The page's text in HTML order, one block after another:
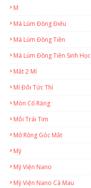
M
Má Lúm Đồng Điếu
Má Lúm Đồng Tiền
Má Lúm Đồng Tiền Sinh Học
Mắt 2 Mí
Mí Đôi Tức Thì
Mòn Cổ Răng
Môi Trái Tim
Mở Rộng Góc Mắt
Mỹ
Mỹ Viện Nano
Mỹ Viện Nano Cà Mau